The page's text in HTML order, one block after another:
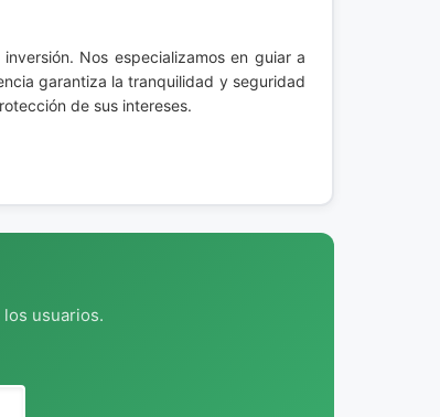
Nos especializamos en guiar a
garantiza la tranquilidad y seguridad
de sus intereses.
usuarios.